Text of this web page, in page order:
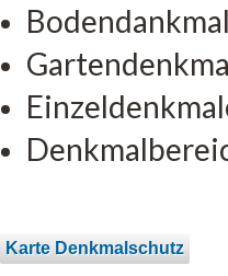
Karte Denkmalschutz